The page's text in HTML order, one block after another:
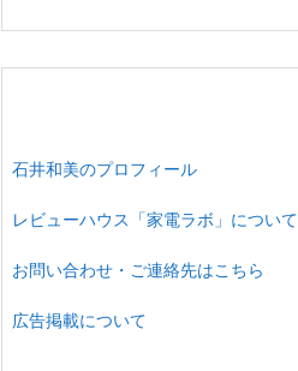
石井和美のプロフィール
レビューハウス「家電ラボ」について
お問い合わせ・ご連絡先はこちら
広告掲載について